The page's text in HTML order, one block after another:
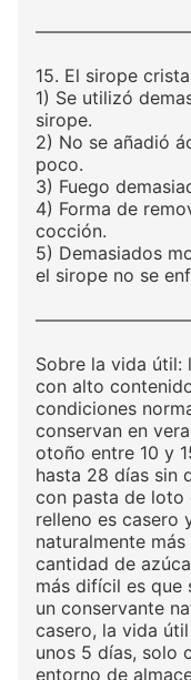
15. El sirope
1) Se utilizó
sirope.
2) No se añadió
poco.
3) Fuego
4) Forma de
cocción.
5) Demasiados
el sirope no se
Sobre la vida útil:
con alto
condiciones
conservan en
otoño entre 10 y
hasta 28 días sin
con pasta de loto
relleno es casero
naturalmente
cantidad de
más difícil es que
un conservante
casero, la vida
unos 5 días, solo
entorno de